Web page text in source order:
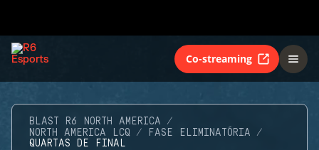
Co-streaming
BLAST R6 NORTH AMERICA
NORTH AMERICA LCQ
FASE ELIMINATÓRIA
QUARTAS DE FINAL